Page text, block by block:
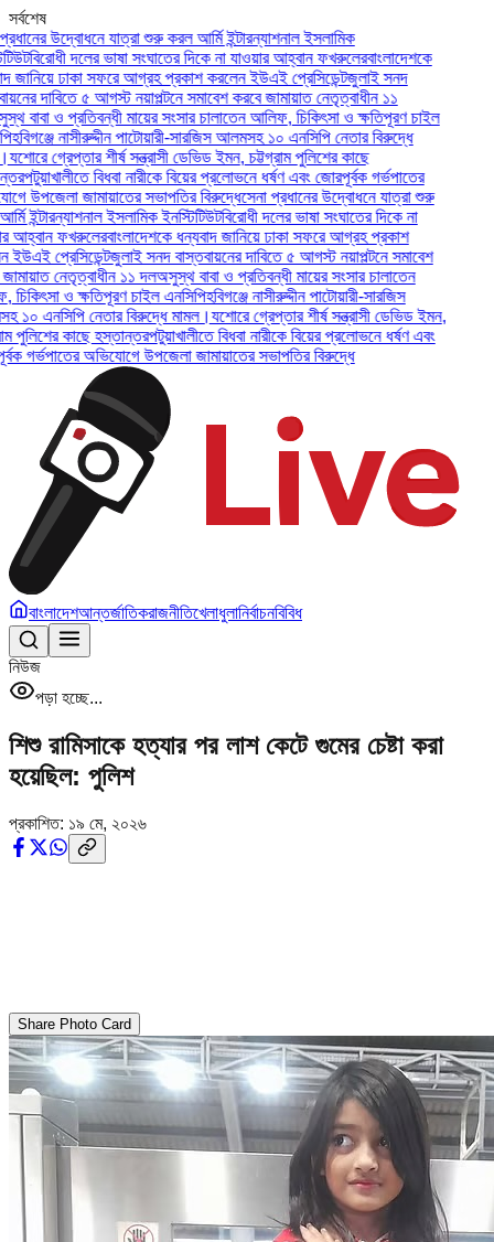
সর্বশেষ
উদ্বোধনে যাত্রা শুরু করল আর্মি ইন্টারন্যাশনাল ইসলামিক
বিরোধী দলের ভাষা সংঘাতের দিকে না যাওয়ার আহ্বান ফখরুলেরবাংলাদেশকে
ঢাকা সফরে আগ্রহ প্রকাশ করলেন ইউএই প্রেসিডেন্টজুলাই সনদ
দাবিতে ৫ আগস্ট নয়াপল্টনে সমাবেশ করবে জামায়াত নেতৃত্বাধীন ১১
ও প্রতিবন্ধী মায়ের সংসার চালাতেন আলিফ, চিকিৎসা ও ক্ষতিপূরণ চাইল
নাসীরুদ্দীন পাটোয়ারী-সারজিস আলমসহ ১০ এনসিপি নেতার বিরুদ্ধে
গ্রেপ্তার শীর্ষ সন্ত্রাসী ডেভিড ইমন, চট্টগ্রাম পুলিশের কাছে
পটুয়াখালীতে বিধবা নারীকে বিয়ের প্রলোভনে ধর্ষণ এবং জোরপূর্বক গর্ভপাতের
জামায়াতের সভাপতির বিরুদ্ধেসেনা প্রধানের উদ্বোধনে যাত্রা শুরু
ইসলামিক ইনস্টিটিউটবিরোধী দলের ভাষা সংঘাতের দিকে না
ফখরুলেরবাংলাদেশকে ধন্যবাদ জানিয়ে ঢাকা সফরে আগ্রহ প্রকাশ
প্রেসিডেন্টজুলাই সনদ বাস্তবায়নের দাবিতে ৫ আগস্ট নয়াপল্টনে সমাবেশ
নেতৃত্বাধীন ১১ দলঅসুস্থ বাবা ও প্রতিবন্ধী মায়ের সংসার চালাতেন
ও ক্ষতিপূরণ চাইল এনসিপিহবিগঞ্জে নাসীরুদ্দীন পাটোয়ারী-সারজিস
এনসিপি নেতার বিরুদ্ধে মামল।যশোরে গ্রেপ্তার শীর্ষ সন্ত্রাসী ডেভিড ইমন,
কাছে হস্তান্তরপটুয়াখালীতে বিধবা নারীকে বিয়ের প্রলোভনে ধর্ষণ এবং
অভিযোগে উপজেলা জামায়াতের সভাপতির বিরুদ্ধে
বাংলাদেশআন্তর্জাতিকরাজনীতিখেলাধুলানির্বাচনবিবিধ
নিউজ
পড়া হচ্ছে...
শিশু রামিসাকে হত্যার পর লাশ কেটে গুমের চেষ্টা করা
হয়েছিল: পুলিশ
প্রকাশিত: ১৯ মে, ২০২৬
Share Photo Card